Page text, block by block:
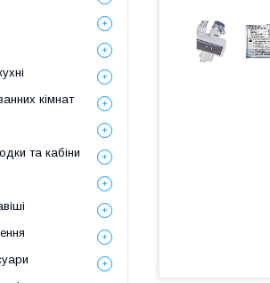
кімнат
та кабіни